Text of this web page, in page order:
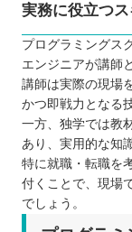
実務に役立つ
プログラミングス
エンジニアが講師
講師は実際の現場
かつ即戦力となる
一方、独学では教
あり、実用的な知
特に就職・転職を
付くことで、現場
でしょう。